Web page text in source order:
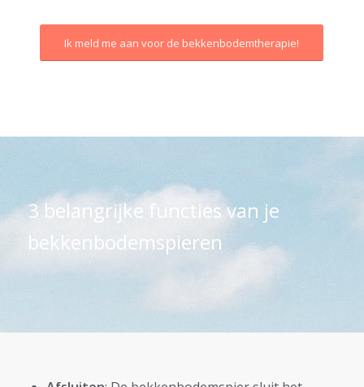
Ik meld me aan voor de bekkenbodemtherapie!
3 belangrijke functies van je
bekkenbodemspieren